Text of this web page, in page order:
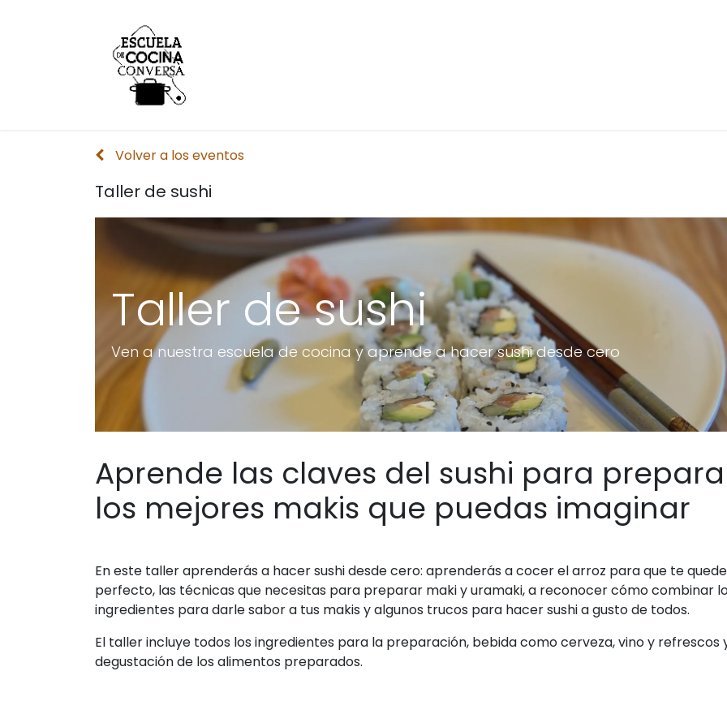
Volver a los eventos
Taller de sushi
Taller de sushi
Ven a nuestra escuela de cocina y aprende a hacer sushi desde cero
Aprende las claves del sushi para
los mejores makis que puedas imaginar
En este taller aprenderás a hacer sushi desde cero: aprenderás a cocer el arroz para que te quede
perfecto, las técnicas que necesitas para preparar maki y uramaki, a reconocer cómo combinar
ingredientes para darle sabor a tus makis y algunos trucos para hacer sushi a gusto de todos.
El taller incluye todos los ingredientes para la preparación, bebida como cerveza, vino y refrescos
degustación de los alimentos preparados.